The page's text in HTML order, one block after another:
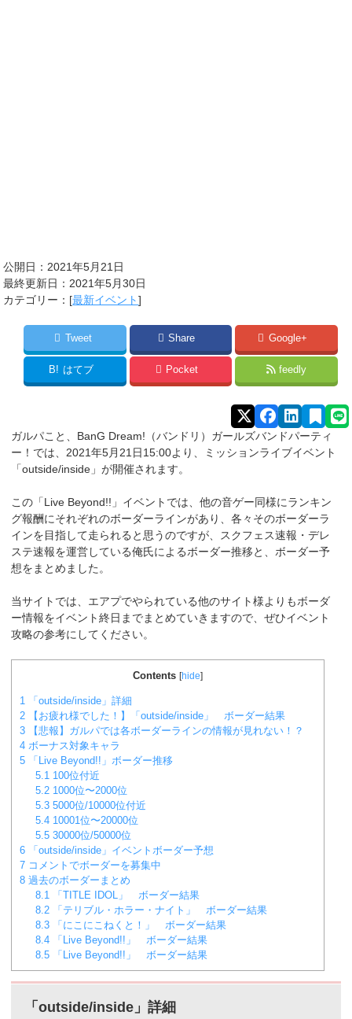
公開日：2021年5月21日
最終更新日：2021年5月30日
カテゴリー：[最新イベント]
Tweet Share Google+
B! はてブ Pocket feedly
ガルパこと、BanG Dream!（バンドリ）ガールズバンドパーティ
ー！では、2021年5月21日15:00より、ミッションライブイベント
「outside/inside」が開催されます。
この「Live Beyond!!」イベントでは、他の音ゲー同様にランキン
グ報酬にそれぞれのボーダーラインがあり、各々そのボーダーラ
インを目指して走られると思うのですが、スクフェス速報・デレ
ステ速報を運営している俺氏によるボーダー推移と、ボーダー予
想をまとめました。
当サイトでは、エアプでやられている他のサイト様よりもボーダ
ー情報をイベント終日までまとめていきますので、ぜひイベント
攻略の参考にしてください。
Contents [hide]
1 「outside/inside」詳細
2 【お疲れ様でした！】「outside/inside」 ボーダー結果
3 【悲報】ガルパでは各ボーダーラインの情報が見れない！？
4 ボーナス対象キャラ
5 「Live Beyond!!」ボーダー推移
5.1 100位付近
5.2 1000位〜2000位
5.3 5000位/10000位付近
5.4 10001位〜20000位
5.5 30000位/50000位
6 「outside/inside」イベントボーダー予想
7 コメントでボーダーを募集中
8 過去のボーダーまとめ
8.1 「TITLE IDOL」 ボーダー結果
8.2 「テリブル・ホラー・ナイト」 ボーダー結果
8.3 「にこにこねくと！」 ボーダー結果
8.4 「Live Beyond!!」 ボーダー結果
8.5 「Live Beyond!!」 ボーダー結果
「outside/inside」詳細